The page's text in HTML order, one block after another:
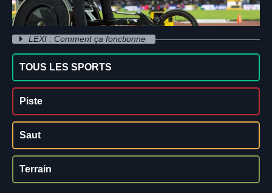
LEXI : Comment ça fonctionne
TOUS LES SPORTS
Piste
Saut
Terrain